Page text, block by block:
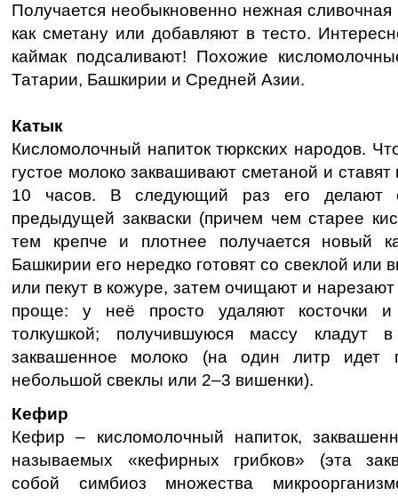
Получается необыкновенно нежная сливочная
как сметану или добавляют в тесто.
каймак подсаливают! Похожие
Татарии, Башкирии и Средней Азии.
Катык
Кисломолочный напиток тюркских народов.
густое молоко заквашивают сметаной и
10 часов. В следующий раз его делают
предыдущей закваски (причем чем старее
тем крепче и плотнее получается новый
Башкирии его нередко готовят со свеклой или
или пекут в кожуре, затем очищают и
проще: у неё просто удаляют косточки и
толкушкой; получившуюся массу кладут
заквашенное молоко (на один литр идет
небольшой свеклы или 2–3 вишенки).
Кефир
Кефир – кисломолочный напиток,
называемых «кефирных грибков» (эта
собой симбиоз множества